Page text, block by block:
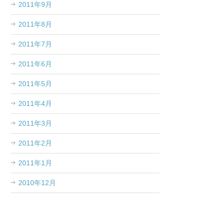
2011年9月
2011年8月
2011年7月
2011年6月
2011年5月
2011年4月
2011年3月
2011年2月
2011年1月
2010年12月